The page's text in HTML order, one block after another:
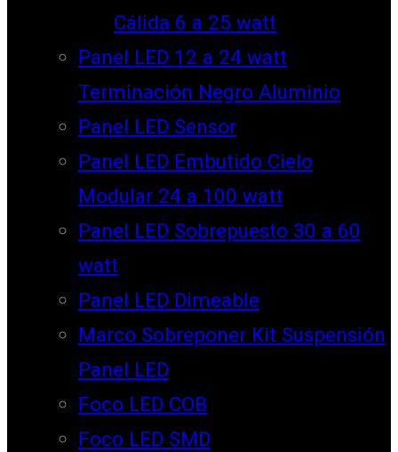
Cálida 6 a 25 watt
Panel LED 12 a 24 watt
Terminación Negro Aluminio
Panel LED Sensor
Panel LED Embutido Cielo
Modular 24 a 100 watt
Panel LED Sobrepuesto 30 a 60
watt
Panel LED Dimeable
Marco Sobreponer Kit Suspensión
Panel LED
Foco LED COB
Foco LED SMD